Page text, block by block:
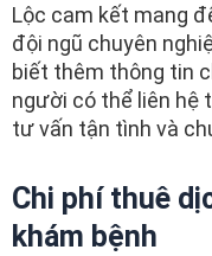
Lộc cam kết mang
đội ngũ chuyên
biết thêm thông tin
người có thể liên hệ
tư vấn tận tình và
Chi phí thuê
khám bệnh